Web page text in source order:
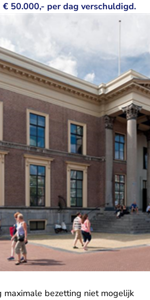
50.000,- per dag verschuldigd.
maximale bezetting niet mogelijk